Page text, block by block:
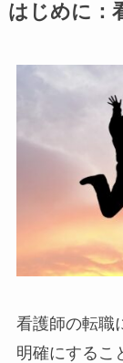
はじめに：
看護師の転職
明確にするこ